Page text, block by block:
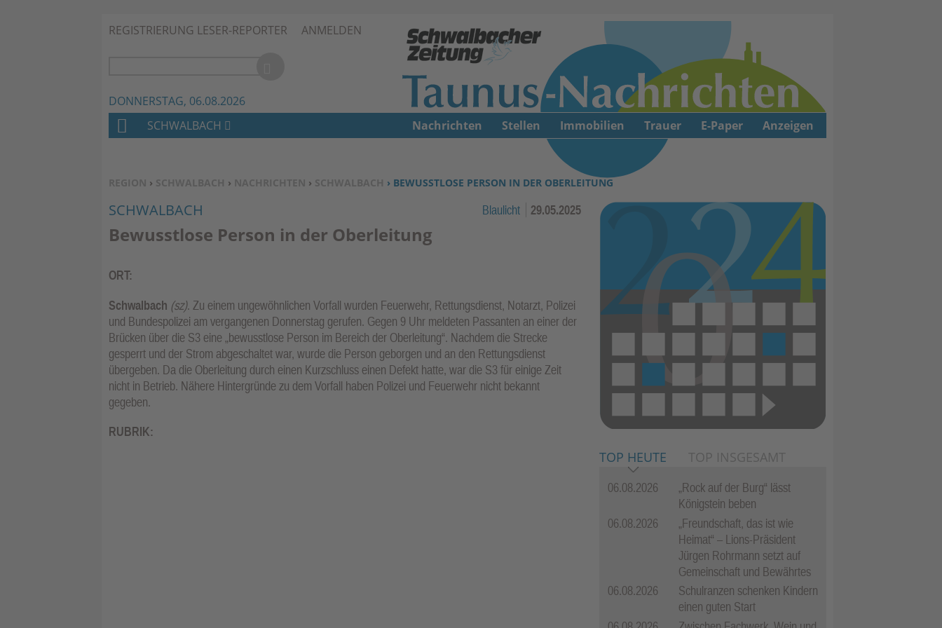
Zum Inhalt springen ↓
REGISTRIERUNG LESER-REPORTER ANMELDEN
DONNERSTAG, 06.08.2026
SIE BEFINDEN SICH HIER:
REGION › SCHWALBACH › NACHRICHTEN › SCHWALBACH › BEWUSSTLOSE PERSON IN DER OBERLEITUNG
SCHWALBACH Blaulicht 29.05.2025
Bewusstlose Person in der Oberleitung
ORT:
Schwalbach (sz). Zu einem ungewöhnlichen Vorfall wurden Feuerwehr, Rettungsdienst, Notarzt, Polizei
und Bundespolizei am vergangenen Donnerstag gerufen. Gegen 9 Uhr meldeten Passanten an einer der
Brücken über die S3 eine „bewusstlose Person im Bereich der Oberleitung“. Nachdem die Strecke
gesperrt und der Strom abgeschaltet war, wurde die Person geborgen und an den Rettungsdienst
übergeben. Da die Oberleitung durch einen Kurzschluss einen Defekt hatte, war die S3 für einige Zeit
nicht in Betrieb. Nähere Hintergründe zu dem Vorfall haben Polizei und Feuerwehr nicht bekannt
gegeben.
RUBRIK:
TOP HEUTE TOP INSGESAMT
06.08.2026
„Rock auf der Burg“ lässt
Königstein beben
06.08.2026
„Freundschaft, das ist wie
Heimat“ – Lions-Präsident
Jürgen Rohrmann setzt auf
Gemeinschaft und Bewährtes
06.08.2026
Schulranzen schenken Kindern
einen guten Start
H
M
E
SCHWALBACH Nachrichten Stellen Immobilien Trauer E-Paper Anzeigen